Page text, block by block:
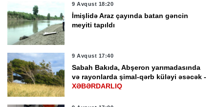
9 Avqust 18:20
İmişlidə Araz çayında batan gəncin
meyiti tapıldı
9 Avqust 17:40
Sabah Bakıda, Abşeron yarımadasında
və rayonlarda şimal-qərb küləyi əsəcək -
XƏBƏRDARLIQ